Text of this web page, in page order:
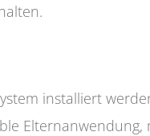
installiert